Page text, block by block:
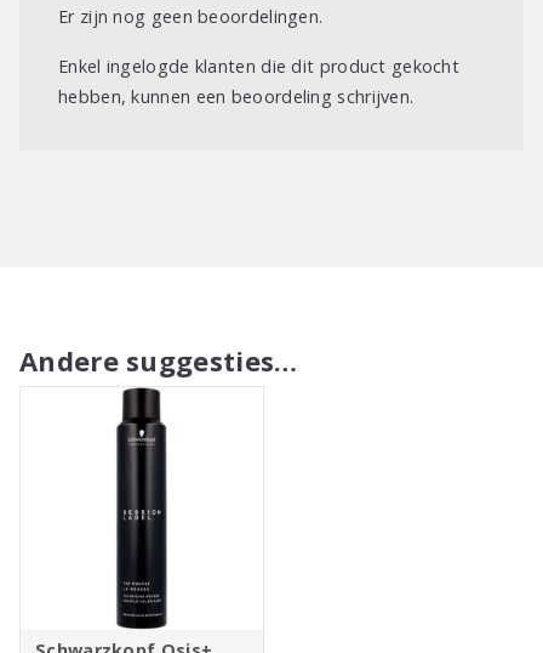
Er zijn nog geen beoordelingen.
Enkel ingelogde klanten die dit product gekocht
hebben, kunnen een beoordeling schrijven.
Andere suggesties…